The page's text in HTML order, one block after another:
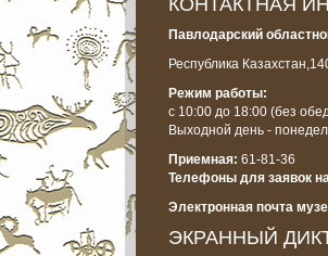
КОНТАКТНАЯ
Павлодарский
Республика Казахстан,
Режим работы:
с 10:00 до 18:00 (без
Выходной день -
Приемная: 61-81-36
Телефоны для заявок
Электронная почта
ЭКРАННЫЙ